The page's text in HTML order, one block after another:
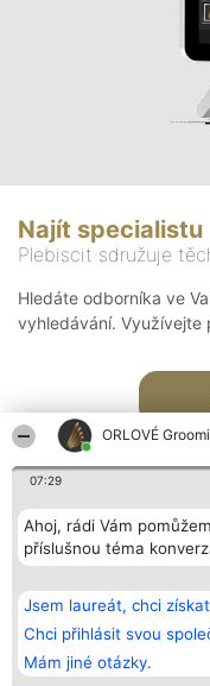
ORLOVÉ
07:29
Ahoj, rádi Vám
příslušnou téma
Jsem laureát, chci
Chci přihlásit svou
Mám jiné otázky.
Najít specialistu
Plebiscit sdružuje
Hledáte odborníka ve
vyhledávání. Využívejte
Bright Side Solutions sp. z o.
o. sp. k.
ul. Ruska 22
Wrocław 50-079
KRS 0000749100 | Regon
381313360 | NIP 8943132676